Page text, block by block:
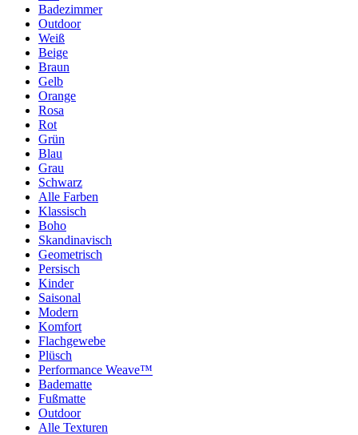
Badezimmer
Outdoor
Weiß
Beige
Braun
Gelb
Orange
Rosa
Rot
Grün
Blau
Grau
Schwarz
Alle Farben
Klassisch
Boho
Skandinavisch
Geometrisch
Persisch
Kinder
Saisonal
Modern
Komfort
Flachgewebe
Plüsch
Performance Weave™
Badematte
Fußmatte
Outdoor
Alle Texturen